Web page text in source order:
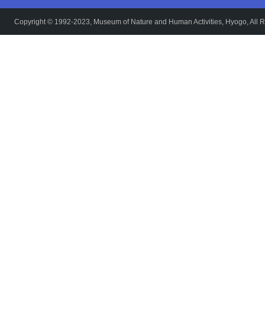
Copyright © 1992-2023, Museum of Nature and Human Activities, Hyogo, All